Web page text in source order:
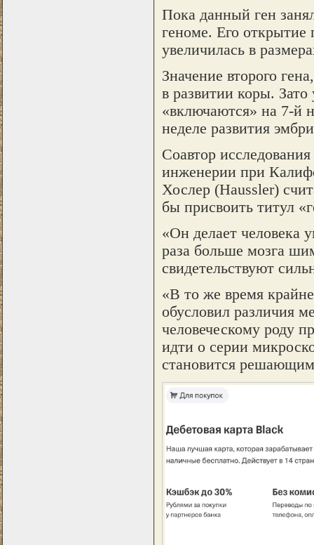
Пока данный ген
геноме. Его открытие
увеличилась в
Значение второго
в развитии коры.
«включаются» на 7-й
неделе развития
Соавтор
инженерии при
Хослер (Haussler)
бы присвоить титул
«Он делает человека
раза больше мозга
свидетельствуют
«В то же время
обусловил различия
человеческому роду
идти о серии
становится